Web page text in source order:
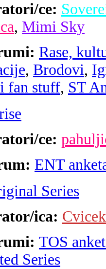
ce:
, Mimi Sky
Rase,
, Brodovi,
fan stuff, ST
ce:
ENT
Series
ica: Cvicek
TOS
Series